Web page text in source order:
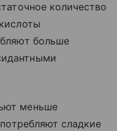
количество
больше
меньше
сладкие